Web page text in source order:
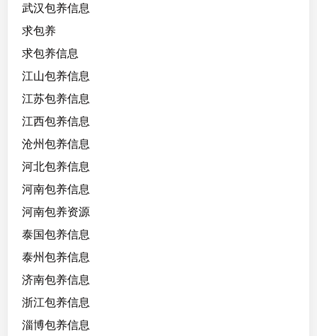
武汉包养信息
求包养
求包养信息
江山包养信息
江苏包养信息
江西包养信息
沧州包养信息
河北包养信息
河南包养信息
河南包养资源
泰国包养信息
泰州包养信息
济南包养信息
浙江包养信息
淄博包养信息